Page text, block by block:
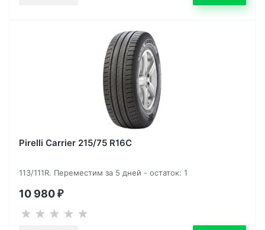
Pirelli Carrier 215/75 R16C
113/111R. Переместим за 5 дней - остаток: 1
10 980 ₽